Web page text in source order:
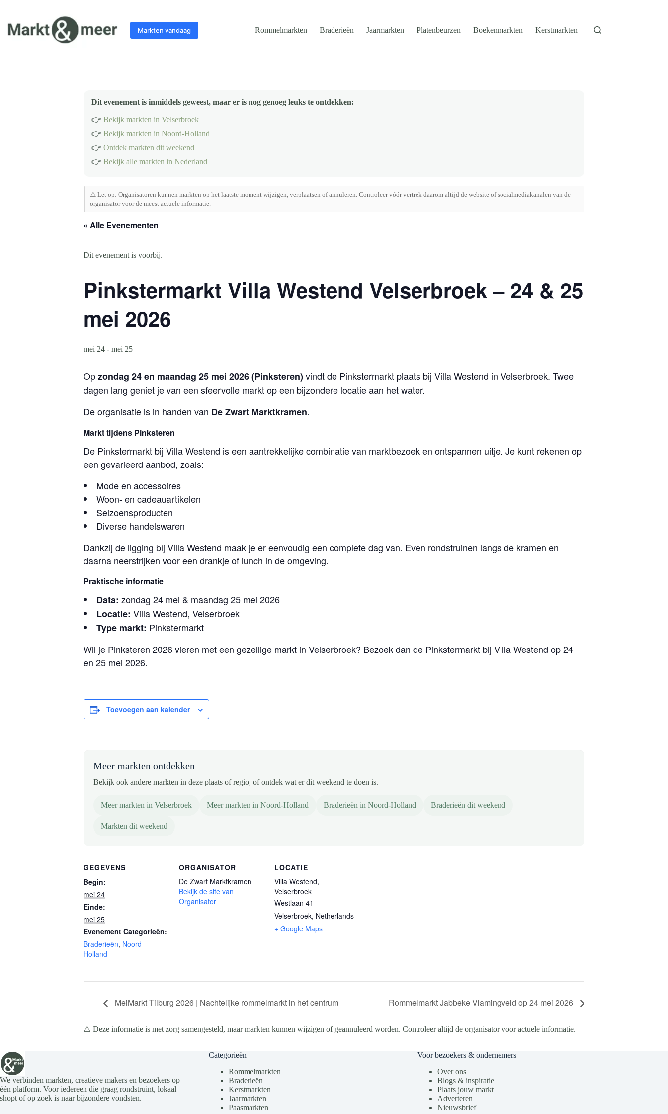
inhoud
Markten vandaag Rommelmarkten Braderieën Jaarmarkten Platenbeurzen Boekenmarkten Kerstmarkten
Dit evenement is inmiddels geweest, maar er is nog genoeg leuks te ontdekken:
👉 Bekijk markten in Velserbroek
👉 Bekijk markten in Noord-Holland
👉 Ontdek markten dit weekend
👉 Bekijk alle markten in Nederland
⚠️ Let op: Organisatoren kunnen markten op het laatste moment wijzigen, verplaatsen of annuleren. Controleer vóór vertrek daarom altijd de website of socialmediakanalen van de
organisator voor de meest actuele informatie.
« Alle Evenementen
Dit evenement is voorbij.
Pinkstermarkt Villa Westend Velserbroek – 24 & 25
mei 2026
mei 24 - mei 25
Opzondag 24 en maandag 25 mei 2026 (Pinksteren)vindt de Pinkstermarkt plaats bij Villa Westend in Velserbroek. Twee
dagen lang geniet je van een sfeervolle markt op een bijzondere locatie aan het water.
De organisatie is in handen van De Zwart Marktkramen.
Markt tijdens Pinksteren
De Pinkstermarkt bij Villa Westend is een aantrekkelijke combinatie van marktbezoek en ontspannen uitje. Je kunt rekenen op
een gevarieerd aanbod, zoals:
Mode en accessoires
Woon- en cadeauartikelen
Seizoensproducten
Diverse handelswaren
Dankzij de ligging bij Villa Westend maak je er eenvoudig een complete dag van. Even rondstruinen langs de kramen en
daarna neerstrijken voor een drankje of lunch in de omgeving.
Praktische informatie
Data: zondag 24 mei & maandag 25 mei 2026
Locatie: Villa Westend, Velserbroek
Type markt: Pinkstermarkt
Wil je Pinksteren 2026 vieren met een gezellige markt in Velserbroek? Bezoek dan de Pinkstermarkt bij Villa Westend op 24
en 25 mei 2026.
Toevoegen aan kalender
Meer markten ontdekken
Bekijk ook andere markten in deze plaats of regio, of ontdek wat er dit weekend te doen is.
Meer markten in Velserbroek Meer markten in Noord-Holland Braderieën in Noord-Holland Braderieën dit weekend
Markten dit weekend
GEGEVENS
Begin:
mei 24
Einde:
mei 25
Evenement Categorieën:
Braderieën, Noord-
Holland
ORGANISATOR
De Zwart Marktkramen
Bekijk de site van
Organisator
LOCATIE
Villa Westend,
Velserbroek
Westlaan 41
Velserbroek, Netherlands
+ Google Maps
MeiMarkt Tilburg 2026 | Nachtelijke rommelmarkt in het centrum Rommelmarkt Jabbeke Vlamingveld op 24 mei 2026
⚠️ Deze informatie is met zorg samengesteld, maar markten kunnen wijzigen of geannuleerd worden. Controleer altijd de organisator voor actuele informatie.
We verbinden markten, creatieve makers en bezoekers op
één platform. Voor iedereen die graag rondstruint, lokaal
shopt of op zoek is naar bijzondere vondsten.
Categorieën
Rommelmarkten
Braderieën
Kerstmarkten
Jaarmarkten
Paasmarkten
Voor bezoekers & ondernemers
Over ons
Blogs & inspiratie
Plaats jouw markt
Adverteren
Nieuwsbrief